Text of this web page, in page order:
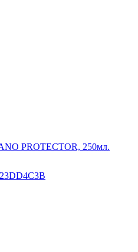
PROTECTOR, 250мл.